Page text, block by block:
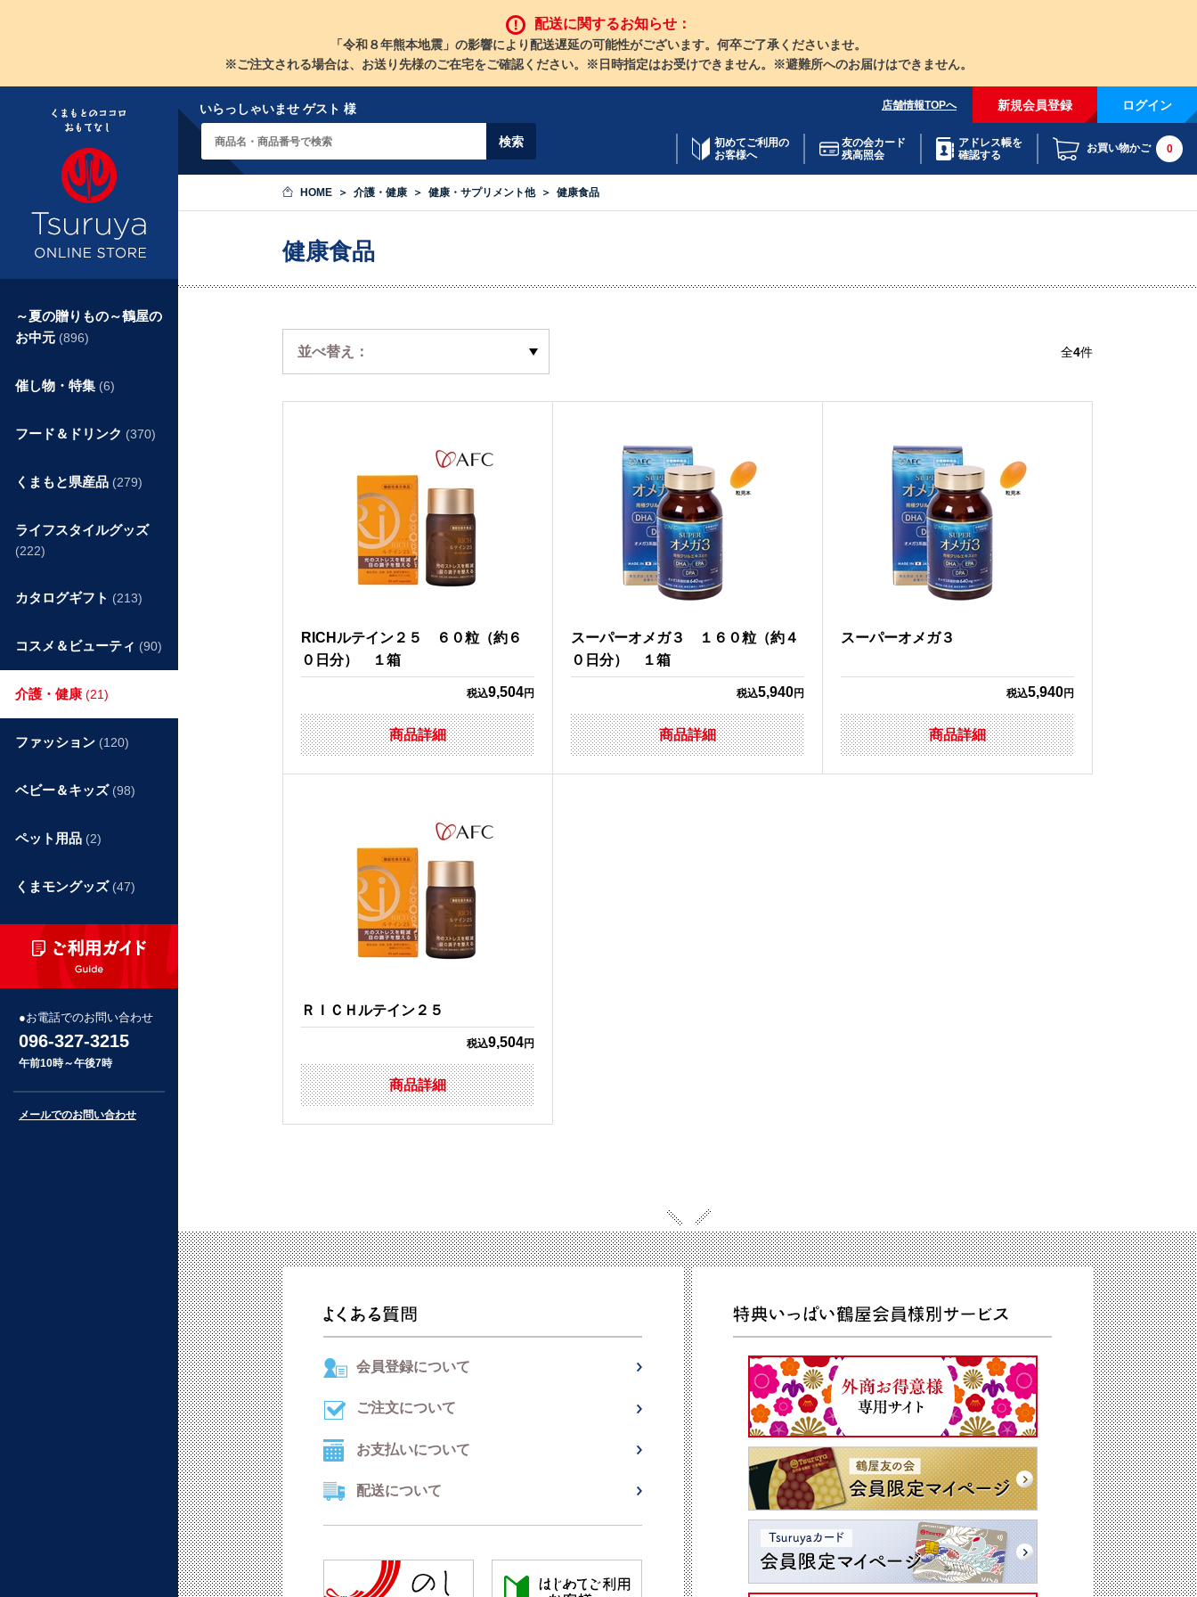
配送に関するお知らせ：
「令和８年熊本地震」の影響により配送遅延の可能性がございます。何卒ご了承くださいませ。
※ご注文される場合は、お送り先様のご在宅をご確認ください。※日時指定はお受けできません。※避難所へのお届けはできません。
いらっしゃいませ ゲスト 様 店舗情報TOPへ 新規会員登録 ログイン
初めてご利用の
お客様へ
友の会カード
残高照会
アドレス帳を
確認する
お買い物かご 0
HOME 介護・健康 健康・サプリメント他 健康食品
健康食品
並べ替え： 全4件
RICHルテイン２５ ６０粒（約６
０日分） １箱
税込9,504円
商品詳細
スーパーオメガ３ １６０粒（約４
０日分） １箱
税込5,940円
商品詳細
スーパーオメガ３
税込5,940円
商品詳細
ＲＩＣＨルテイン２５
税込9,504円
商品詳細
～夏の贈りもの～鶴屋の
お中元 (896)
催し物・特集 (6)
フード＆ドリンク (370)
くまもと県産品 (279)
ライフスタイルグッズ
(222)
カタログギフト (213)
コスメ＆ビューティ (90)
介護・健康 (21)
ファッション (120)
ベビー＆キッズ (98)
ペット用品 (2)
くまモングッズ (47)
お電話でのお問い合わせ
096-327-3215
午前10時～午後7時
メールでのお問い合わせ
会員登録について
ご注文について
お支払いについて
配送について